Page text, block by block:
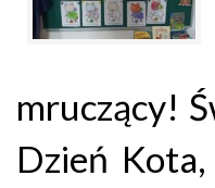
mruczący!
Dzień